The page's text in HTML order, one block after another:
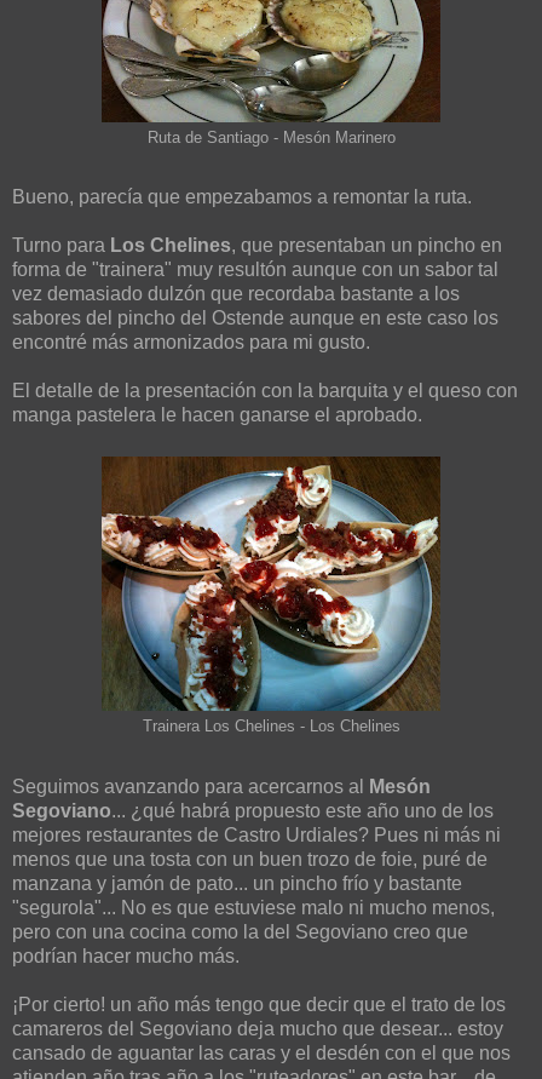
Ruta de Santiago - Mesón Marinero
Bueno, parecía que empezabamos a remontar la ruta.
Turno para Los Chelines, que presentaban un pincho en
forma de "trainera" muy resultón aunque con un sabor tal
vez demasiado dulzón que recordaba bastante a los
sabores del pincho del Ostende aunque en este caso los
encontré más armonizados para mi gusto.
El detalle de la presentación con la barquita y el queso con
manga pastelera le hacen ganarse el aprobado.
Trainera Los Chelines - Los Chelines
Seguimos avanzando para acercarnos al
Mesón
Segoviano... ¿qué habrá propuesto este año uno de los
mejores restaurantes de Castro Urdiales? Pues ni más ni
menos que una tosta con un buen trozo de foie, puré de
manzana y jamón de pato... un pincho frío y bastante
"segurola"... No es que estuviese malo ni mucho menos,
pero con una cocina como la del Segoviano creo que
podrían hacer mucho más.
¡Por cierto! un año más tengo que decir que el trato de los
camareros del Segoviano deja mucho que desear... estoy
cansado de aguantar las caras y el desdén con el que nos